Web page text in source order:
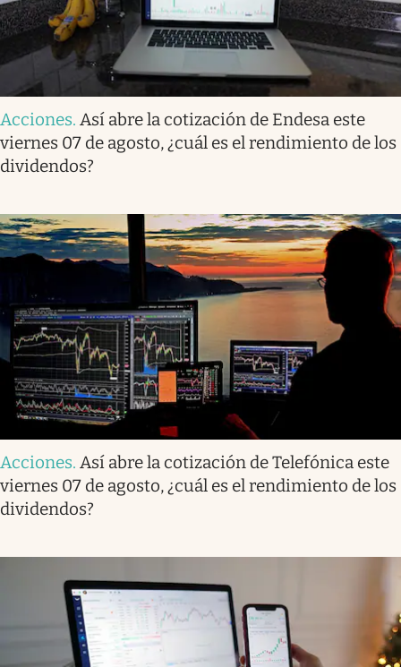
Acciones. Así abre la cotización de Endesa este
viernes 07 de agosto, ¿cuál es el rendimiento de los
dividendos?
Acciones. Así abre la cotización de Telefónica este
viernes 07 de agosto, ¿cuál es el rendimiento de los
dividendos?